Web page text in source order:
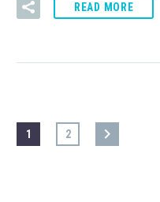
READ MORE
1 2